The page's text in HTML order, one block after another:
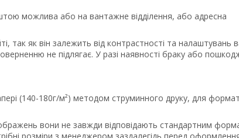
можлива або на вантажне відділення, або адресна
так як він залежить від контрастності та налаштувань
не підлягає. У разі наявності браку або
(140-180г/м²) методом струминного друку, для
зображень вони не завжди відповідають стандартним